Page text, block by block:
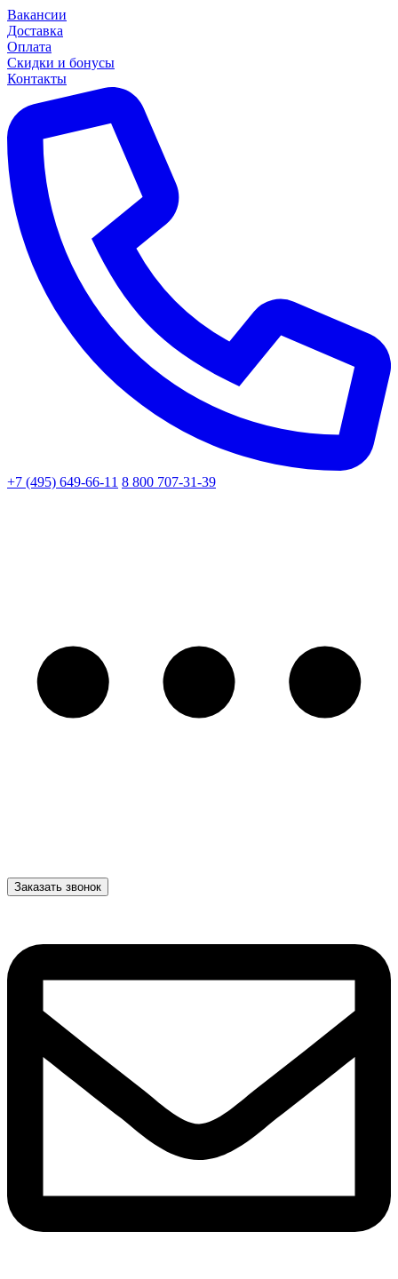
Вакансии
Доставка
Оплата
Скидки и бонусы
Контакты
+7 (495) 649-66-11 8 800 707-31-39
Заказать звонок